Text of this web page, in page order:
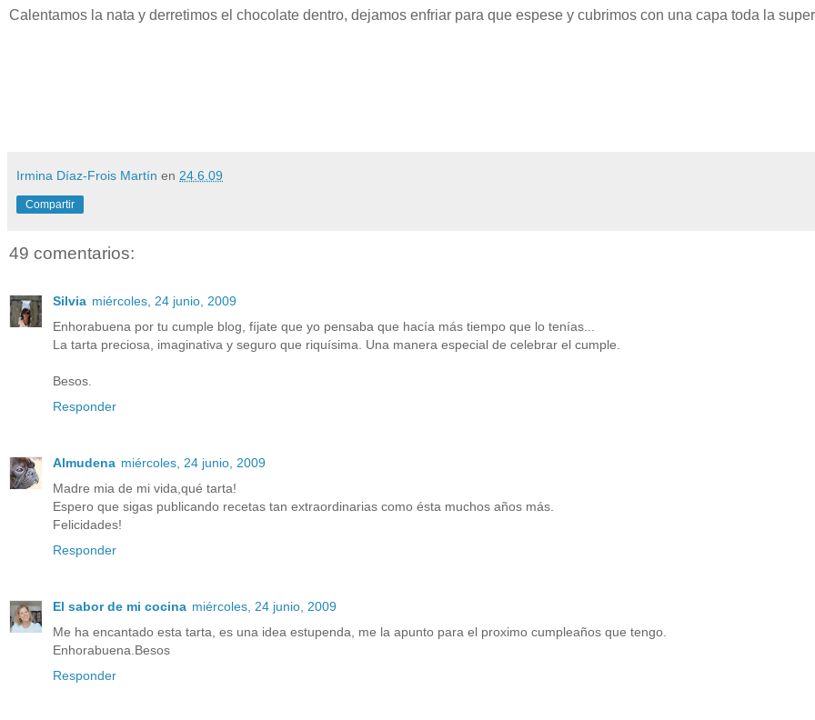
Calentamos la nata y derretimos el chocolate dentro, dejamos enfriar para que espese y cubrimos con una capa toda la
Irmina Díaz-Frois Martín en 24.6.09
Compartir
49 comentarios:
Silvia miércoles, 24 junio, 2009
Enhorabuena por tu cumple blog, fíjate que yo pensaba que hacía más tiempo que lo tenías...
La tarta preciosa, imaginativa y seguro que riquísima. Una manera especial de celebrar el cumple.
Besos.
Responder
Almudena miércoles, 24 junio, 2009
Madre mia de mi vida,qué tarta!
Espero que sigas publicando recetas tan extraordinarias como ésta muchos años más.
Felicidades!
Responder
El sabor de mi cocina miércoles, 24 junio, 2009
Me ha encantado esta tarta, es una idea estupenda, me la apunto para el proximo cumpleaños que tengo.
Enhorabuena.Besos
Responder